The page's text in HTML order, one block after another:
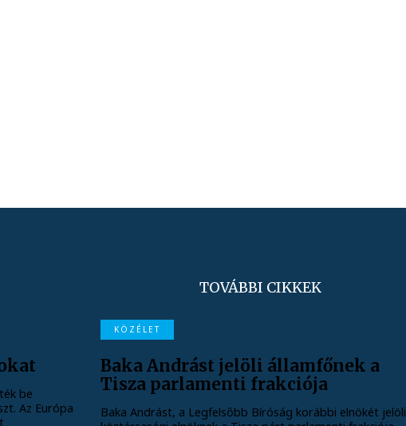
TOVÁBBI CIKKEK
be
Az Európa
KÖZÉLET
Baka Andrást jelöli államfőnek a
Tisza parlamenti frakciója
Baka Andrást, a Legfelsőbb Bíróság korábbi elnökét jelöli